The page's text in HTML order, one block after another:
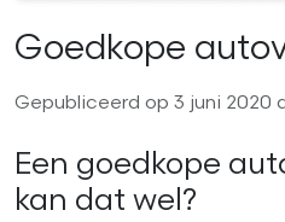
Goedkope
Gepubliceerd op 3 juni 2020
Een goedkope
kan dat wel?